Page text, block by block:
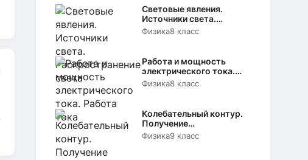
Световые явления.
Источники света.
Распространение света
Физика8 класс
Работа и мощность
электрического тока.
Работа тока
Физика8 класс
Колебательный контур.
Получение
электромагнитных
колебаний
Физика9 класс